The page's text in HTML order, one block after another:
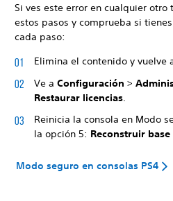
Si ves este error en cualquier
estos pasos y comprueba si
cada paso:
Elimina el contenido y vuelve
Ve a Configuración >
Restaurar licencias
Reinicia la consola en Modo
la opción 5: Reconstruir
Modo seguro en consolas PS4